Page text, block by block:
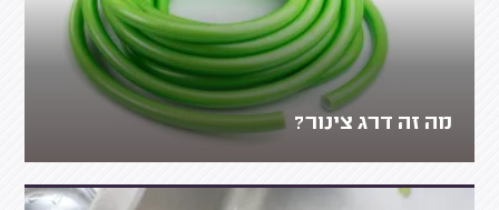
מה זה דרג צינור?